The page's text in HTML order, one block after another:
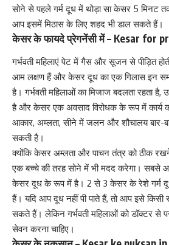
सोने से पहले गर्म दूध में थोड़ा सा केसर 5
आप इसमें मिठास के लिए शहद भी डाल सकते हैं।
केसर के फायदे प्रेगनेंसी में – Kesar for
गर्भवती महिलाएं पेट में गैस और सूजन से पीड़ित
आम लक्षण हैंऔर केसर दूध का एक गिलास इन
है। गर्भवती महिलाओं का मिजाज बदलता रहता है,
है और केसर एक अवसाद विरोधक के रूप में कार्य
आकार, अम्लता, सीने में जलन और शौचालय बार-
सकती है।
क्योंकि केसर अम्लता और पाचन तंत्र को ठीक
एक बच्चे की तरह सोने में भी मदद करेगा। सबसे
केसर दूध के रूप में है। 2 से 3 केसर के रेशे गर्म
हैं। यदि आप दूध नहीं पी पाते हैं, तो आप इसे किसी
सकते हैं। लेकिनगर्भवती महिलाओं कोडॉक्टर से
सेवन करना चाहिए।